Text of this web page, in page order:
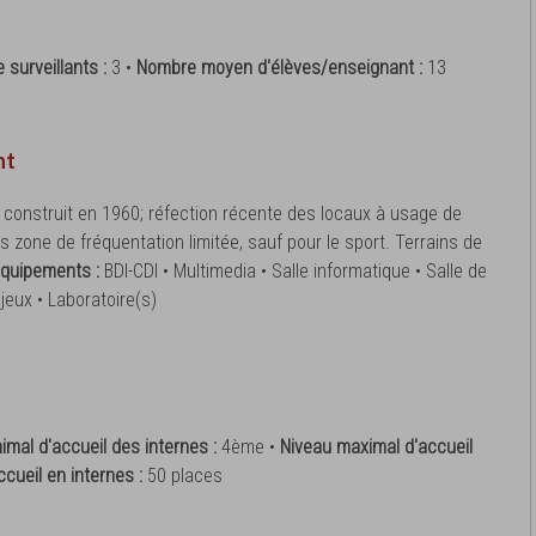
surveillants : 3 • Nombre moyen d'élèves/enseignant : 13
en 1960; réfection récente des locaux à usage de
zone de fréquentation limitée, sauf pour le sport. Terrains de
: BDI-CDI • Multimedia • Salle informatique • Salle de
• Laboratoire(s)
d'accueil des internes : 4ème • Niveau maximal d'accueil
en internes : 50 places